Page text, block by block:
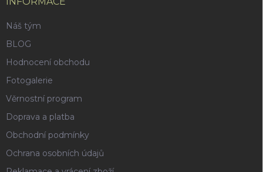
Náš tým
BLOG
Hodnocení obchodu
Fotogalerie
Věrnostní program
Doprava a platba
Obchodní podmínky
Ochrana osobních údajů